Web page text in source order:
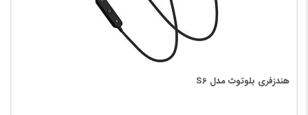
هندزفری بلوتوث مدل S6